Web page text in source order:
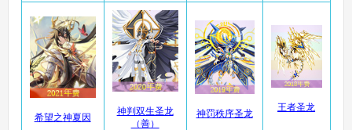
奥奇传说手机版 搜 手
希望之神夏因
神判双生圣龙
（善）
神罚秩序圣龙 王者圣龙